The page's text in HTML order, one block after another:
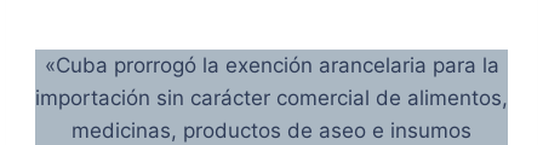
«Cuba prorrogó la exención arancelaria para la
importación sin carácter comercial de alimentos,
medicinas, productos de aseo e insumos